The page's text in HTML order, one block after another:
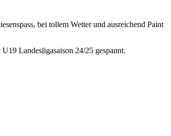
bei tollem Wetter und ausreichend Paint
Landesligasaison 24/25 gespannt.